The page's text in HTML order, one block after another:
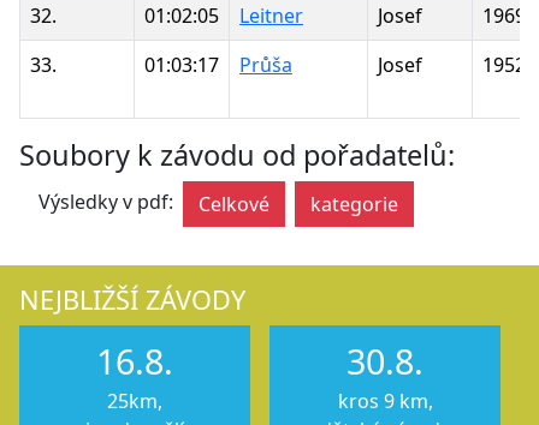
32. 01:02:05 Leitner Josef
1969
33.
01:03:17 Průša Josef 1952
Soubory k závodu od pořadatelů:
Výsledky v pdf: Celkové kategorie
NEJBLIŽŠÍ ZÁVODY
16.8.
25km,
30.8.
kros 9 km,